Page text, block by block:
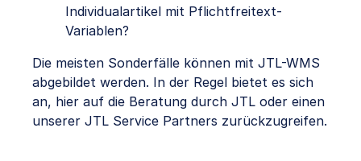
Individualartikel mit Pflichtfreitext-
Variablen?
Die meisten Sonderfälle können mit JTL-WMS
abgebildet werden. In der Regel bietet es sich
an, hier auf die Beratung durch JTL oder einen
unserer JTL Service Partners zurückzugreifen.